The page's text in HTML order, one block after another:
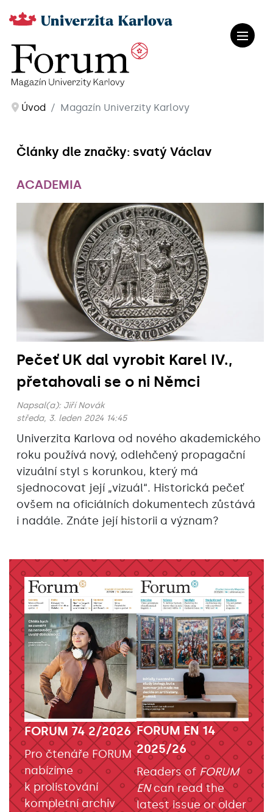
Úvod Magazín Univerzity Karlovy
Články dle značky: svatý Václav
ACADEMIA
Pečeť UK dal vyrobit Karel IV.,
přetahovali se o ni Němci
Napsal(a): Jiří Novák
středa, 3. leden 2024 14:45
Univerzita Karlova od nového akademického
roku používá nový, odlehčený propagační
vizuální styl s korunkou, který má
sjednocovat její „vizuál“. Historická pečeť
ovšem na oficiálních dokumentech zůstává
i nadále. Znáte její historii a význam?
FORUM 74 2/2026
Pro čtenáře FORUM
nabízíme
k prolistování
kompletní archiv
FORUM EN 14
2025/26
Readers of FORUM
ENcan read the
latest issue or older